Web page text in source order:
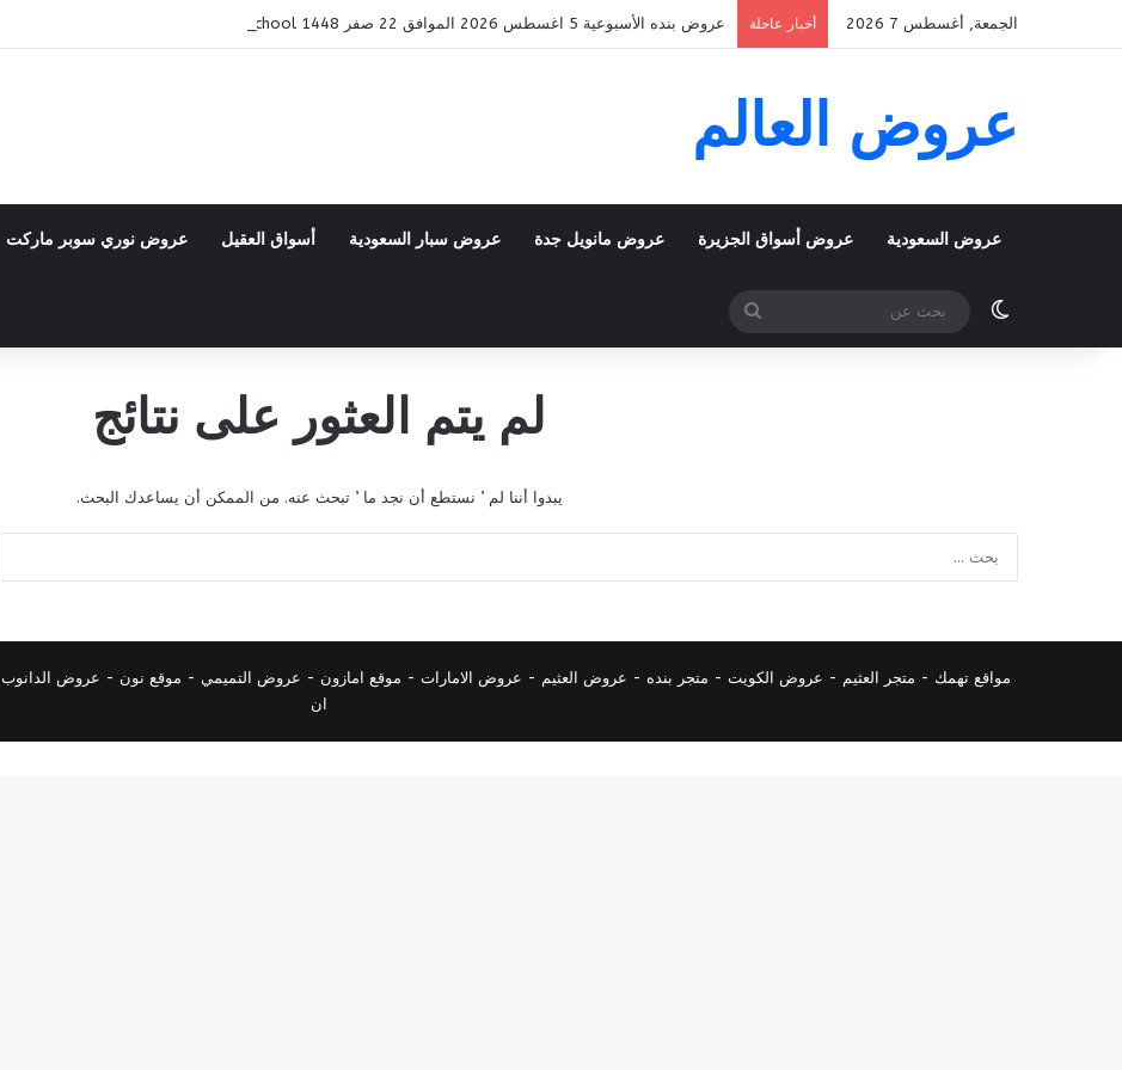
الجمعة, أغسطس 7 2026 أخبار عاجلة عروض بنده الأسبوعية 5 اغسطس 2026 الموافق 22 صفر 1448 Back To School
عروض العالم
عروض السعودية عروض أسواق الجزيرة عروض مانويل جدة عروض سبار السعودية أسواق العقيل عروض نوري سوبر ماركت
الوضع المظلم
بحث
عن
لم يتم العثور على نتائج
يبدوا أننا لم ’ نستطع أن نجد ما ’ تبحث عنه. من الممكن أن يساعدك البحث.
مواقع تهمك - متجر العثيم - عروض الكويت - متجر بنده - عروض العثيم - عروض الامارات - موقع امازون - عروض التميمي - موقع نون - عروض الدانوب
ان